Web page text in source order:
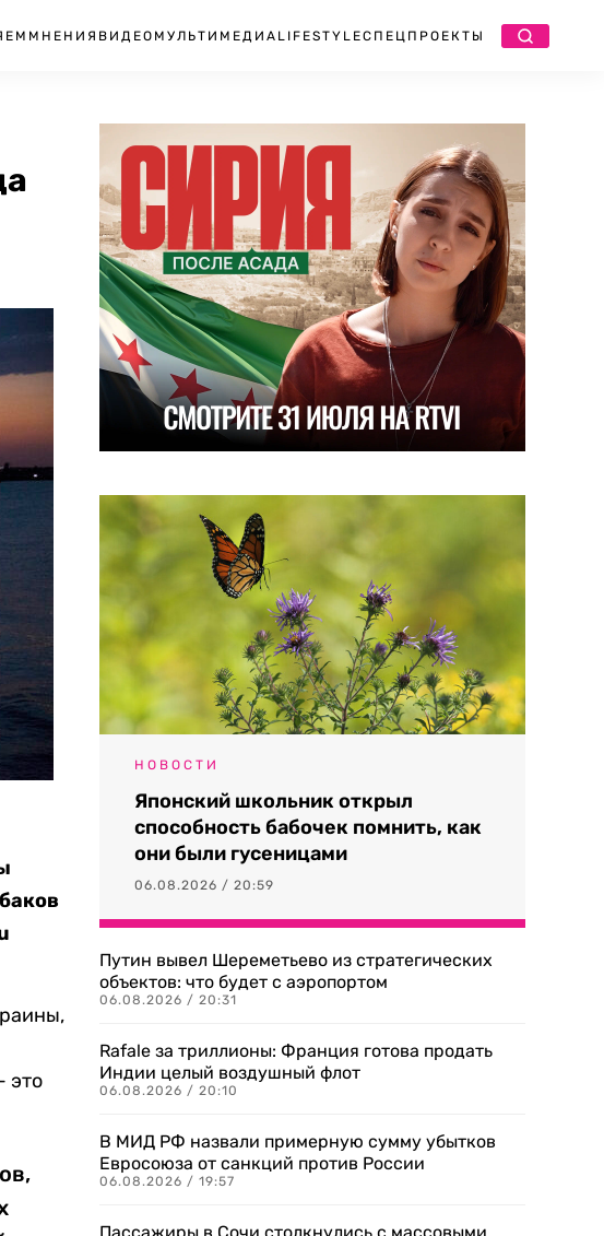
МНЕНИЯ ВИДЕО МУЛЬТИМЕДИА LIFESTYLEСПЕЦПРОЕКТЫ
это
НОВОСТИ
Японский школьник открыл
способность бабочек помнить, как
они были гусеницами
06.08.2026 / 20:59
Путин вывел Шереметьево из стратегических
объектов: что будет с аэропортом
06.08.2026 / 20:31
Rafale за триллионы: Франция готова продать
Индии целый воздушный флот
06.08.2026 / 20:10
В МИД РФ назвали примерную сумму убытков
Евросоюза от санкций против России
06.08.2026 / 19:57